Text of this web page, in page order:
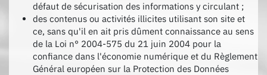
défaut de sécurisation des informations y circulant ;
des contenus ou activités illicites utilisant son site et
ce, sans qu'il en ait pris dûment connaissance au sens
de la Loi n° 2004-575 du 21 juin 2004 pour la
confiance dans l'économie numérique et du Règlement
Général européen sur la Protection des Données